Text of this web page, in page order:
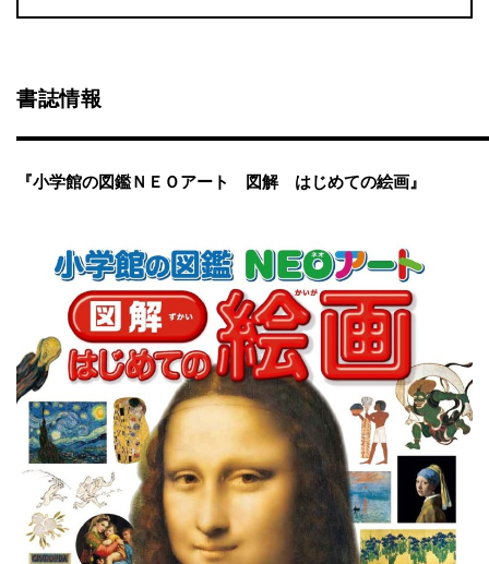
書誌情報
『小学館の図鑑ＮＥＯアート 図解 はじめての絵画』